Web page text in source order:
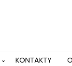
KONTAKTY